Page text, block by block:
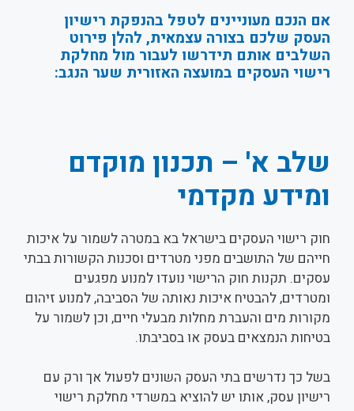
אם הנכם מעוניינים לטפל בהנפקת רישיון
העסק שלכם בצורה עצמאית, להלן פירוט
השלבים אותם תידרשו לעבור מול מחלקת
רישוי העסקים במועצה האזורית שער הנגב:
שלב א' – תכנון מוקדם
ומידע מקדמי
חוק רישוי העסקים בישראל בא במטרה לשמור על איכות
חייהם של התושבים מפני מטרדים וסכנות הקשורות בבתי
עסקים. תקנות חוק הרישוי נועדו למנוע מפגעים
ומטרדים, להבטיח איכות נאותה של הסביבה, למנוע זיהום
מקורות מים והעברת מחלות מבעלי חיים, וכן לשמור על
בטיחות הנמצאים בעסק או בסביבתו.
בשל כך נדרשים בתי העסק השונים לפעול אך ורק עם
רישיון עסק, אותו יש להוציא במשרדי מחלקת רישוי